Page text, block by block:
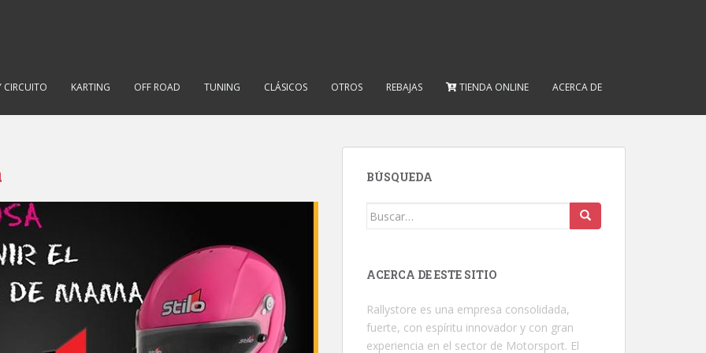
CIRCUITO KARTING OFF ROAD TUNING CLÁSICOS OTROS REBAJAS TIENDA ONLINE ACERCA DE
BÚSQUEDA
Buscar:
ACERCA DE ESTE SITIO
Rallystore es una empresa consolidada,
fuerte, con espíritu innovador y con gran
experiencia en el sector de Motorsport. El